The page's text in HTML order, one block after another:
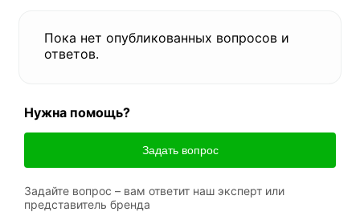
Пока нет опубликованных вопросов и
ответов.
Нужна помощь?
Задать вопрос
Задайте вопрос – вам ответит наш эксперт или
представитель бренда